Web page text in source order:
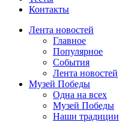
Контакты
Лента новостей
Главное
Популярное
События
Лента новостей
Музей Победы
Одна на всех
Музей Победы
Наши традиции